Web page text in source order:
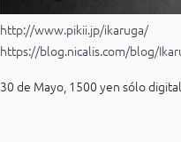
http://www.pikii.jp/ikaruga/
https://blog.nicalis.com/blog/
30 de Mayo, 1500 yen sólo